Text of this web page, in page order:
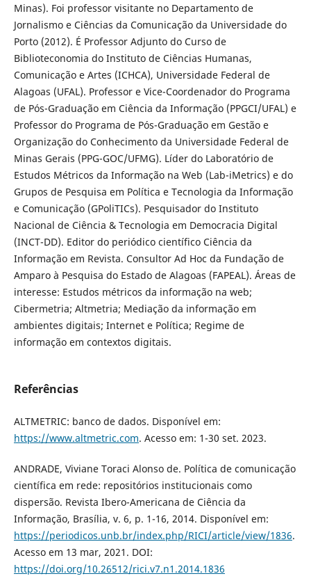
Minas). Foi professor visitante no Departamento de
Jornalismo e Ciências da Comunicação da Universidade do
Porto (2012). É Professor Adjunto do Curso de
Biblioteconomia do Instituto de Ciências Humanas,
Comunicação e Artes (ICHCA), Universidade Federal de
Alagoas (UFAL). Professor e Vice-Coordenador do Programa
de Pós-Graduação em Ciência da Informação (PPGCI/UFAL) e
Professor do Programa de Pós-Graduação em Gestão e
Organização do Conhecimento da Universidade Federal de
Minas Gerais (PPG-GOC/UFMG). Líder do Laboratório de
Estudos Métricos da Informação na Web (Lab-iMetrics) e do
Grupos de Pesquisa em Política e Tecnologia da Informação
e Comunicação (GPoliTICs). Pesquisador do Instituto
Nacional de Ciência & Tecnologia em Democracia Digital
(INCT-DD). Editor do periódico científico Ciência da
Informação em Revista. Consultor Ad Hoc da Fundação de
Amparo à Pesquisa do Estado de Alagoas (FAPEAL). Áreas de
interesse: Estudos métricos da informação na web;
Cibermetria; Altmetria; Mediação da informação em
ambientes digitais; Internet e Política; Regime de
informação em contextos digitais.
Referências
ALTMETRIC: banco de dados. Disponível em:
https://www.altmetric.com. Acesso em: 1-30 set. 2023.
ANDRADE, Viviane Toraci Alonso de. Política de comunicação
científica em rede: repositórios institucionais como
dispersão. Revista Ibero-Americana de Ciência da
Informação, Brasília, v. 6, p. 1-16, 2014. Disponível em:
https://periodicos.unb.br/index.php/RICI/article/view/1836.
Acesso em 13 mar, 2021. DOI:
https://doi.org/10.26512/rici.v7.n1.2014.1836